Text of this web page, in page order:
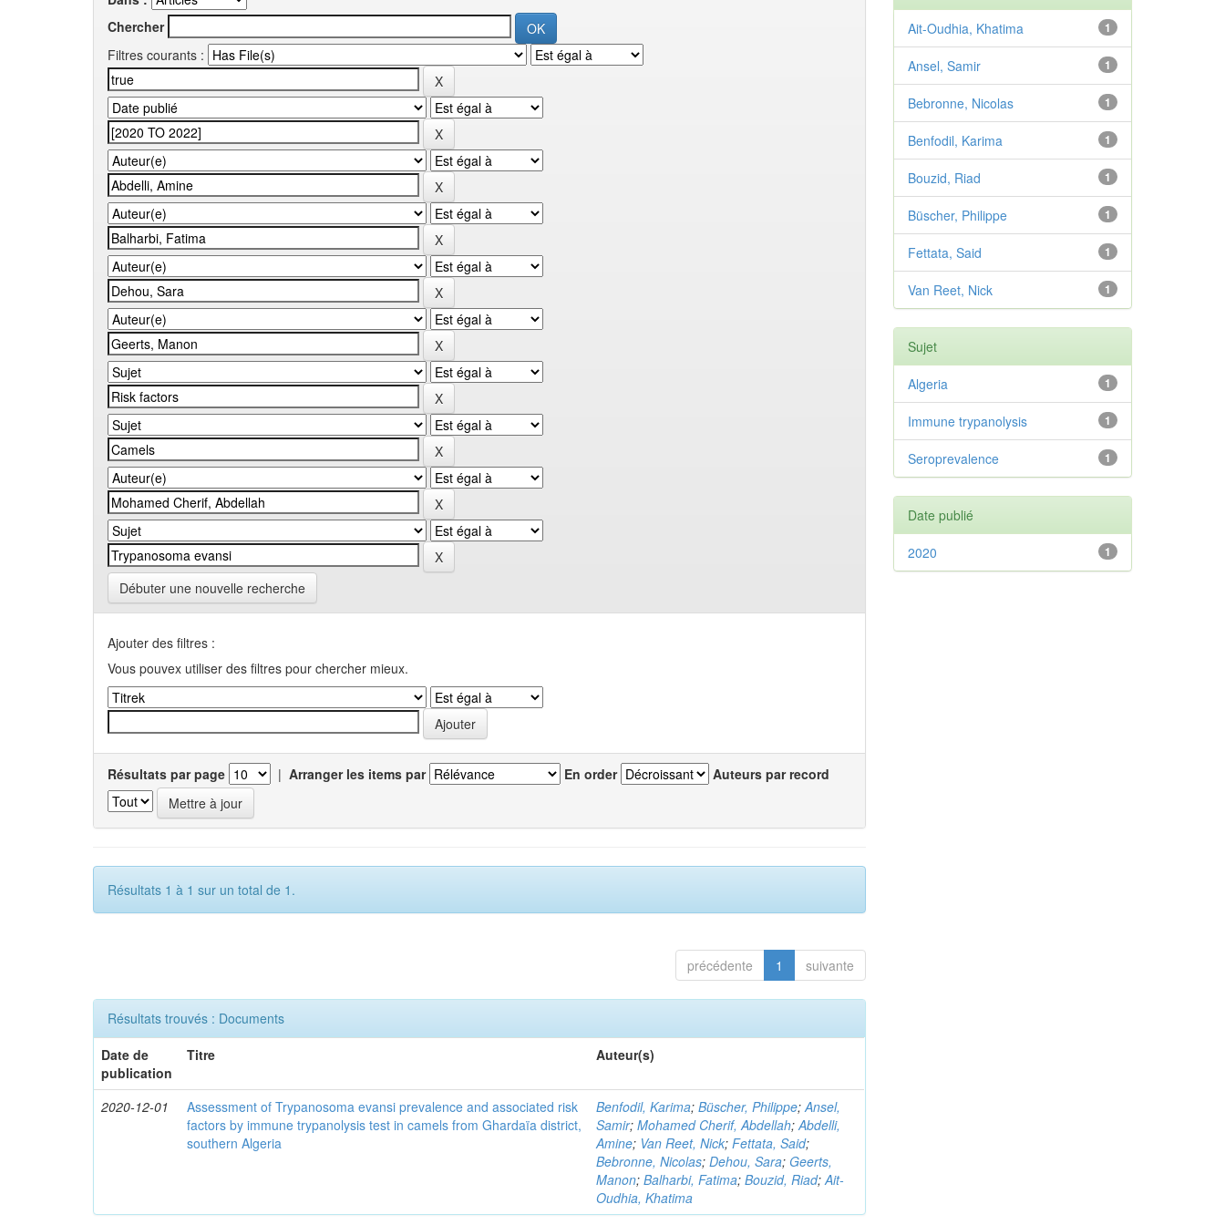
Chercher
Filtres courants :
Débuter une nouvelle recherche
Ajouter des filtres :
Vous pouvex utiliser des filtres pour chercher mieux.
Résultats par page | Arranger les items par En order Auteurs par record
Résultats 1 à 1 sur un total de 1.
précédente 1 suivante
Résultats trouvés : Documents
Date de
publication
Titre Auteur(s)
2020-12-01
Assessment of Trypanosoma evansi prevalence and associated risk
factors by immune trypanolysis test in camels from Ghardaïa district,
southern Algeria
Benfodil, Karima;Büscher, Philippe;Ansel,
Samir;Mohamed Cherif, Abdellah;Abdelli,
Amine; Van Reet, Nick;Fettata, Said;
Bebronne, Nicolas;Dehou, Sara; Geerts,
Manon;Balharbi, Fatima;Bouzid, Riad;Ait-
Oudhia, Khatima
1
Ait-Oudhia, Khatima
1
Ansel, Samir
1
Bebronne, Nicolas
1
Benfodil, Karima
1
Bouzid, Riad
1
Büscher, Philippe
1
Fettata, Said
1
Van Reet, Nick
Sujet
1
Algeria
1
Immune trypanolysis
1
Seroprevalence
Date publié
1
2020